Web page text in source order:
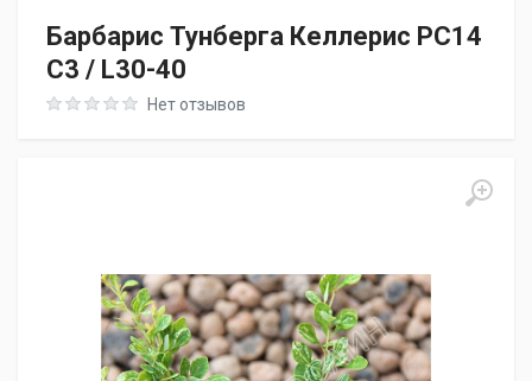
Барбарис Тунберга Келлерис PC14
C3 / L30-40
Rating: 0 out of 5Нет отзывов